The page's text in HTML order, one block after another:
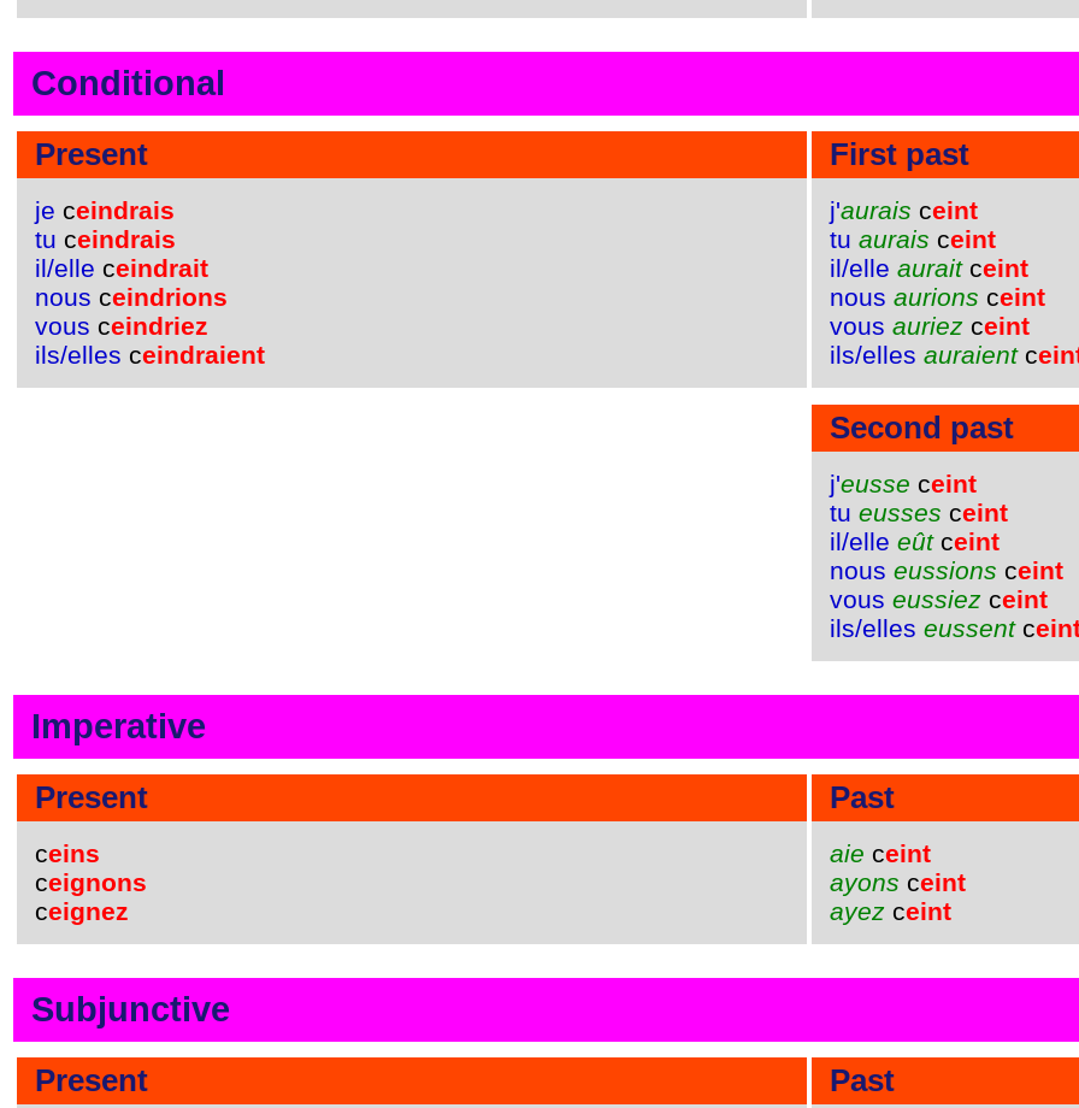
Conditional
Present
je ceindrais
tu ceindrais
il/elle ceindrait
nous ceindrions
vous ceindriez
ils/elles ceindraient
First past
j'aurais ceint
tu aurais ceint
il/elle auraitceint
nous aurions ceint
vous auriez ceint
ils/elles auraientc
Second past
j'eusse ceint
tu eusses ceint
il/elle eûtceint
nous eussions ceint
vous eussiez ceint
ils/elles eussentc
Imperative
Present
ceins
ceignons
ceignez
Past
aie ceint
ayons ceint
ayez ceint
Subjunctive
Present Past